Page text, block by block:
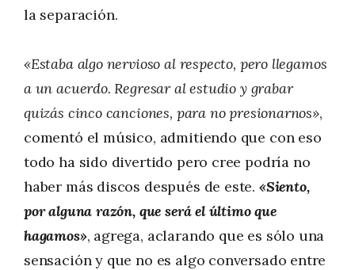
la separación.
«Estaba algo nervioso al respecto, pero llegamos
a un acuerdo. Regresar al estudio y grabar
quizás cinco canciones, para no presionarnos»,
comentó el músico, admitiendo que con eso
todo ha sido divertido pero cree podría no
haber más discos después de este. «Siento,
por alguna razón, que será el último que
hagamos», agrega, aclarando que es sólo una
sensación y que no es algo conversado entre